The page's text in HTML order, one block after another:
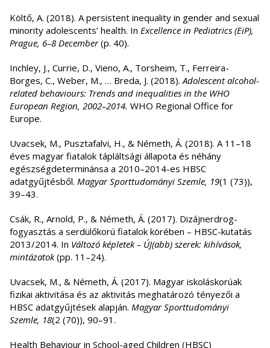
Költő, A. (2018). A persistent inequality in gender and sexual
minority adolescents’ health. In Excellence in Pediatrics (EiP),
Prague, 6–8 December(p. 40).
Inchley, J., Currie, D., Vieno, A., Torsheim, T., Ferreira-
Borges, C., Weber, M., … Breda, J. (2018).Adolescent alcohol-
related behaviours: Trends and inequalities in the WHO
European Region, 2002–2014. WHO Regional Office for
Europe.
Uvacsek, M., Pusztafalvi, H., & Németh, Á. (2018). A 11–18
éves magyar fiatalok tápláltsági állapota és néhány
egészségdeterminánsa a 2010–2014-es HBSC
adatgyűjtésből. Magyar Sporttudományi Szemle, 19(1 (73)),
39–43.
Csák, R., Arnold, P., & Németh, Á. (2017). Dizájnerdrog-
fogyasztás a serdülőkorú fiatalok körében – HBSC-kutatás
2013/2014. In Változó képletek – ÚJ(abb) szerek: kihívások,
mintázatok(pp. 11–24).
Uvacsek, M., & Németh, Á. (2017). Magyar iskoláskorúak
fizikai aktivitása és az aktivitás meghatározó tényezői a
HBSC adatgyűjtések alapján. Magyar Sporttudományi
Szemle, 18(2 (70)), 90–91.
Health Behaviour in School-aged Children (HBSC)